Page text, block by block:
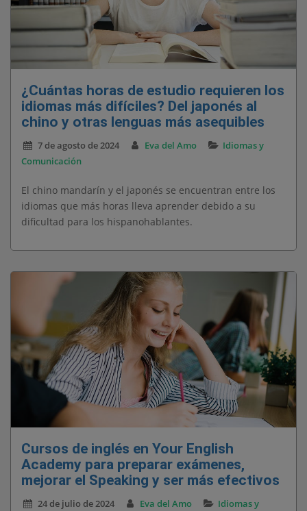
¿Cuántas horas de estudio requieren los
idiomas más difíciles? Del japonés al
chino y otras lenguas más asequibles
7 de agosto de 2024 Eva del Amo
Idiomas y
Comunicación
El chino mandarín y el japonés se encuentran entre los
idiomas que más horas lleva aprender debido a su
dificultad para los hispanohablantes.
Cursos de inglés en Your English
Academy para preparar exámenes,
mejorar el Speaking y ser más efectivos
24 de julio de 2024 Eva del Amo
Idiomas y